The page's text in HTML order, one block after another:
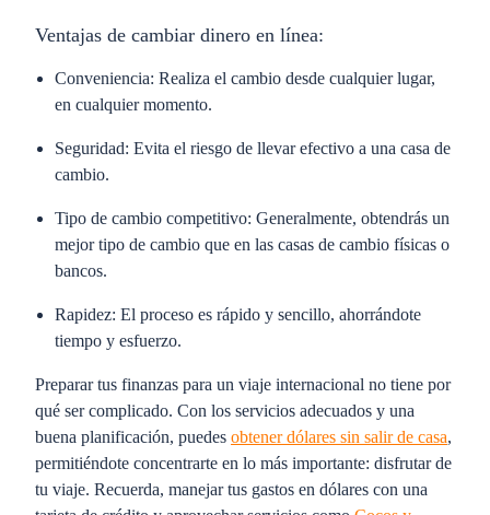
Ventajas de cambiar dinero en línea:
Conveniencia: Realiza el cambio desde cualquier lugar,
en cualquier momento.
Seguridad: Evita el riesgo de llevar efectivo a una casa de
cambio.
Tipo de cambio competitivo: Generalmente, obtendrás un
mejor tipo de cambio que en las casas de cambio físicas o
bancos.
Rapidez: El proceso es rápido y sencillo, ahorrándote
tiempo y esfuerzo.
Preparar tus finanzas para un viaje internacional no tiene por
qué ser complicado. Con los servicios adecuados y una
buena planificación, puedes obtener dólares sin salir de casa,
permitiéndote concentrarte en lo más importante: disfrutar de
tu viaje. Recuerda, manejar tus gastos en dólares con una